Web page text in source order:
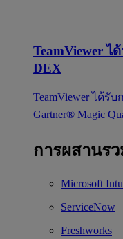
TeamViewer ไ
DEX
TeamViewer ได้รั
Gartner® Magic
การผสานร
Microsoft
ServiceNow
Freshworks